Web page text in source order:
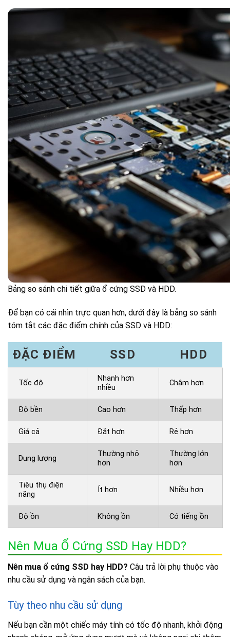
Bảng so sánh chi tiết giữa ổ cứng SSD và HDD.
Để bạn có cái nhìn trực quan hơn, dưới đây là bảng so sánh
tóm tắt các đặc điểm chính của SSD và HDD:
ĐẶC ĐIỂM SSD HDD
Tốc độ
Nhanh hơn
nhiều
Chậm hơn
Độ bền Cao hơn Thấp hơn
Giá cả Đắt hơn Rẻ hơn
Dung lượng
Thường nhỏ
hơn
Thường lớn
hơn
Tiêu thụ điện
năng
Ít hơn Nhiều hơn
Độ ồn Không ồn Có tiếng ồn
Nên Mua Ổ Cứng SSD Hay HDD?
Nên mua ổ cứng SSD hay HDD? Câu trả lời phụ thuộc vào
nhu cầu sử dụng và ngân sách của bạn.
Tùy theo nhu cầu sử dụng
Nếu bạn cần một chiếc máy tính có tốc độ nhanh, khởi động